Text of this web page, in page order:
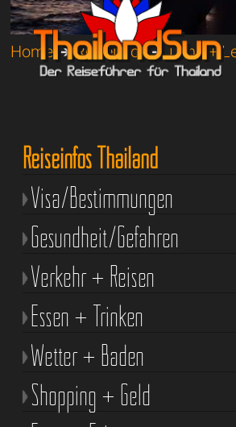
Home➔Reiseinfos➔Land +
Reiseinfos Thailand
Visa/Bestimmungen
Gesundheit/Gefahren
Verkehr + Reisen
Essen + Trinken
Wetter + Baden
Shopping + Geld